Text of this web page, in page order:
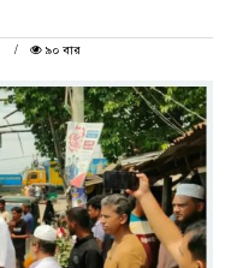
৯০ বার